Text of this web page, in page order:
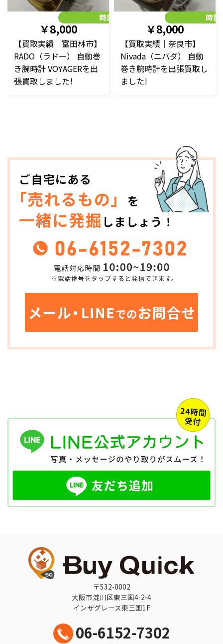
時計
￥8,000
【買取実績｜富田林市】
RADO（ラドー） 自動巻
き腕時計 VOYAGERを出
張買取しました!
時計
￥8,000
【買取実績｜奈良市】
Nivada（ニバダ） 自動
巻き腕時計を出張買取し
ました!
〒532-0002
大阪市淀川区東三国4-2-4
インザグレース東三国1F
06-6152-7302